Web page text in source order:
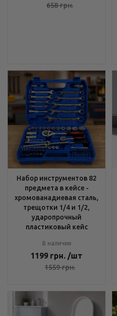
658грн.
Набор инструментов 82
предмета в кейсе -
хромованадиевая сталь,
трещотки 1/4 и 1/2,
ударопрочный
пластиковый кейс
В наличии
1199 грн. /шт
1559грн.